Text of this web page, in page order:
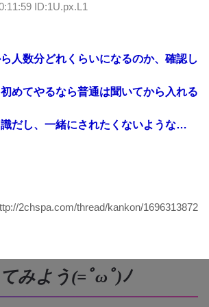
ID:1U.px.L1
人数分どれくらいになるのか、確認し
めてやるなら普通は聞いてから入れる
だし、一緒にされたくないような…
2chspa.com/thread/kankon/1696313872
みよう(=ﾟωﾟ)ﾉ